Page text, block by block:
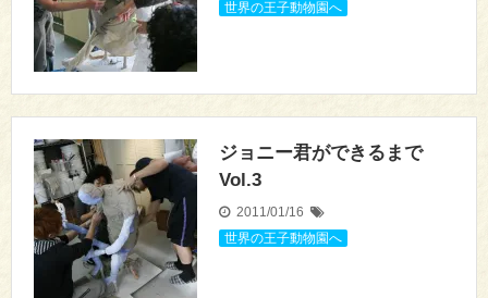
世界の王子動物園へ
ジョニー君ができるまで
Vol.3
2011/01/16
世界の王子動物園へ